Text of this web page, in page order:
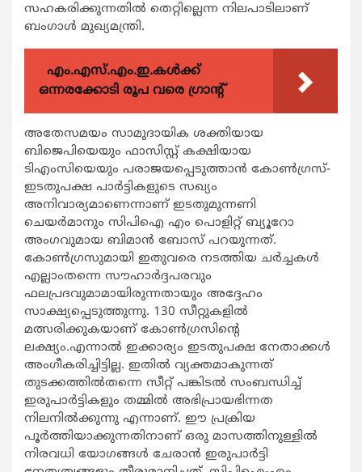
സഹകരിക്കുന്നതില്‍ തെറ്റില്ലെന്ന നിലപാടിലാണ്
ബംഗാള്‍ മുഖ്യമന്ത്രി.
എം.എസ്.എം.ഇ.കൾക്ക്
ഒന്നരക്കോടി രൂപ വരെ ഗ്രാന്റ്
അതേസമയം സാമുദായിക ശക്തിയായ
ബിജെപിയെയും ഫാസിസ്റ്റ് കക്ഷിയായ
ടിഎംസിയെയും പരാജയപ്പെടുത്താന്‍ കോണ്‍ഗ്രസ്-
ഇടതുപക്ഷ പാര്‍ട്ടികളുടെ സഖ്യം
അനിവാര്യമാണെന്നാണ് ഇടതുമുന്നണി
ചെയര്‍മാനും സിപിഐ എം പൊളിറ്റ് ബ്യൂറോ
അംഗവുമായ ബിമാന്‍ ബോസ് പറയുന്നത്.
കോണ്‍ഗ്രസുമായി ഇതുവരെ നടത്തിയ ചര്‍ച്ചകള്‍
എല്ലാംതന്നെ സൗഹാര്‍ദ്ദപരവും
ഫലപ്രദവുമാമായിരുന്നതായും അദ്ദേഹം
സാക്ഷ്യപ്പെടുത്തുന്നു. 130 സീറ്റുകളില്‍
മത്സരിക്കുകയാണ് കോണ്‍ഗ്രസിന്റെ
ലക്ഷ്യം.എന്നാല്‍ ഇക്കാര്യം ഇടതുപക്ഷ നേതാക്കള്‍
അംഗീകരിച്ചിട്ടില്ല. ഇതില്‍ വ്യക്തമാകുന്നത്
തുടക്കത്തില്‍തന്നെ സീറ്റ് പങ്കിടല്‍ സംബന്ധിച്ച്
ഇരുപാര്‍ട്ടികളും തമ്മില്‍ അഭിപ്രായഭിന്നത
നിലനില്‍ക്കുന്നു എന്നാണ്. ഈ പ്രക്രിയ
പൂര്‍ത്തിയാക്കുന്നതിനാണ് ഒരു മാസത്തിനുള്ളില്‍
നിരവധി യോഗങ്ങള്‍ ചേരാന്‍ ഇരുപാര്‍ട്ടി